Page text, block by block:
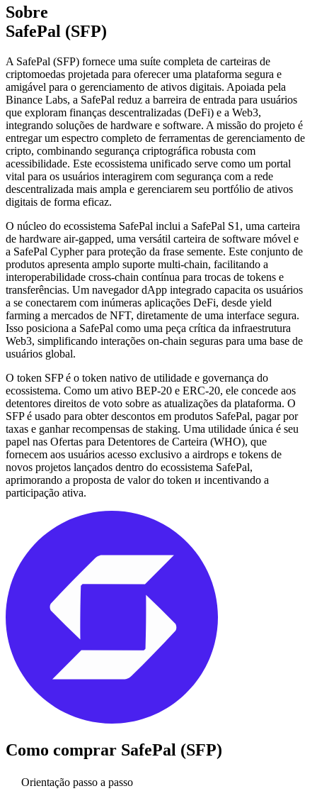
Sobre
SafePal (SFP)
A SafePal (SFP) fornece uma suíte completa de carteiras de
criptomoedas projetada para oferecer uma plataforma segura e
amigável para o gerenciamento de ativos digitais. Apoiada pela
Binance Labs, a SafePal reduz a barreira de entrada para usuários
que exploram finanças descentralizadas (DeFi) e a Web3,
integrando soluções de hardware e software. A missão do projeto é
entregar um espectro completo de ferramentas de gerenciamento de
cripto, combinando segurança criptográfica robusta com
acessibilidade. Este ecossistema unificado serve como um portal
vital para os usuários interagirem com segurança com a rede
descentralizada mais ampla e gerenciarem seu portfólio de ativos
digitais de forma eficaz.
O núcleo do ecossistema SafePal inclui a SafePal S1, uma carteira
de hardware air-gapped, uma versátil carteira de software móvel e
a SafePal Cypher para proteção da frase semente. Este conjunto de
produtos apresenta amplo suporte multi-chain, facilitando a
interoperabilidade cross-chain contínua para trocas de tokens e
transferências. Um navegador dApp integrado capacita os usuários
a se conectarem com inúmeras aplicações DeFi, desde yield
farming a mercados de NFT, diretamente de uma interface segura.
Isso posiciona a SafePal como uma peça crítica da infraestrutura
Web3, simplificando interações on-chain seguras para uma base de
usuários global.
O token SFP é o token nativo de utilidade e governança do
ecossistema. Como um ativo BEP-20 e ERC-20, ele concede aos
detentores direitos de voto sobre as atualizações da plataforma. O
SFP é usado para obter descontos em produtos SafePal, pagar por
taxas e ganhar recompensas de staking. Uma utilidade única é seu
papel nas Ofertas para Detentores de Carteira (WHO), que
fornecem aos usuários acesso exclusivo a airdrops e tokens de
novos projetos lançados dentro do ecossistema SafePal,
aprimorando a proposta de valor do token и incentivando a
participação ativa.
Como comprar SafePal (SFP)
Orientação passo a passo